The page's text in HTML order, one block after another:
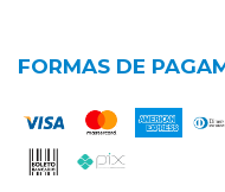
FORMAS DE